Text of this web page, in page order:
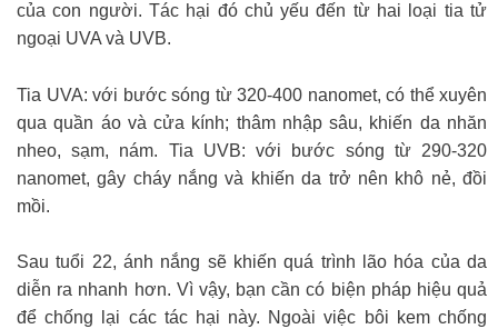
của con người. Tác hại đó chủ yếu đến từ hai loại tia tử
ngoại UVA và UVB.
Tia UVA: với bước sóng từ 320-400 nanomet, có thể xuyên
qua quần áo và cửa kính; thâm nhập sâu, khiến da nhăn
nheo, sạm, nám. Tia UVB: với bước sóng từ 290-320
nanomet, gây cháy nắng và khiến da trở nên khô nẻ, đồi
mồi.
Sau tuổi 22, ánh nắng sẽ khiến quá trình lão hóa của da
diễn ra nhanh hơn. Vì vậy, bạn cần có biện pháp hiệu quả
để chống lại các tác hại này️. Ngoài việc bôi kem chống